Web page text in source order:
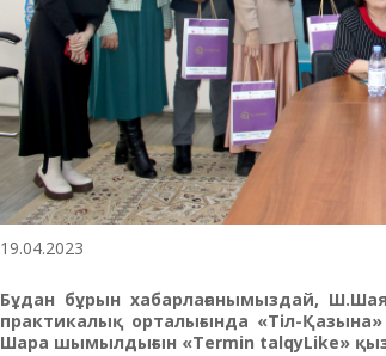
19.04.2023
Бұдан бұрын хабарлағанымыздай,
практикалық орталығында «Тіл-Қазына»
Шара шымылдығын «Termin talqyLike»